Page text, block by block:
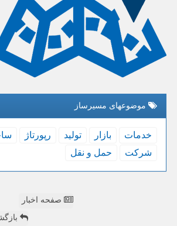
موضوعهای مسیرساز
خدمات بازار تولید رپورتاژ
شركت
حمل و نقل
صفحه اخبار